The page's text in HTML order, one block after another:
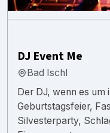
DJ Event Me
Bad Ischl
Der DJ, wenn es um
Geburtstagsfeier,
Silvesterparty,